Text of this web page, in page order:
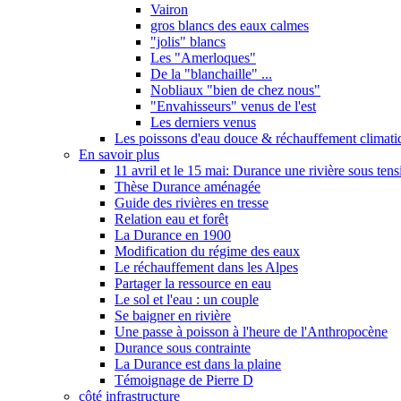
Vairon
gros blancs des eaux calmes
"jolis" blancs
Les "Amerloques"
De la "blanchaille" ...
Nobliaux "bien de chez nous"
"Envahisseurs" venus de l'est
Les derniers venus
Les poissons d'eau douce & réchauffement
En savoir plus
11 avril et le 15 mai: Durance une rivière sous
Thèse Durance aménagée
Guide des rivières en tresse
Relation eau et forêt
La Durance en 1900
Modification du régime des eaux
Le réchauffement dans les Alpes
Partager la ressource en eau
Le sol et l'eau : un couple
Se baigner en rivière
Une passe à poisson à l'heure de l'Anthropocène
Durance sous contrainte
La Durance est dans la plaine
Témoignage de Pierre D
côté infrastructure